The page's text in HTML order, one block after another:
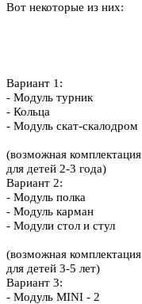
Вот некоторые из них:
Вариант 1:
- Модуль турник
- Кольца
- Модуль скат-скалодром
(возможная комплектация
для детей 2-3 года)
Вариант 2:
- Модуль полка
- Модуль карман
- Модули стол и стул
(возможная комплектация
для детей 3-5 лет)
Вариант 3:
- Модуль MINI - 2